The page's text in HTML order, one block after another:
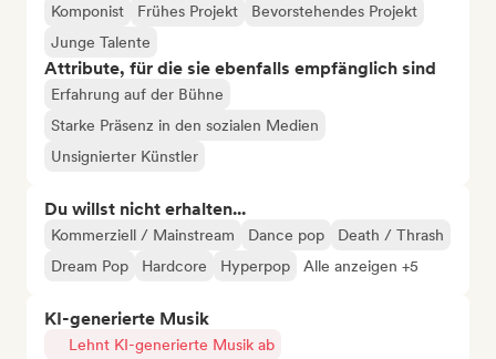
Komponist Frühes Projekt
Bevorstehendes Projekt
Junge Talente
Attribute, für die sie ebenfalls empfänglich sind
Erfahrung auf der Bühne
Starke Präsenz in den sozialen Medien
Unsignierter Künstler
Du willst nicht erhalten...
Kommerziell / Mainstream Dance pop
Death / Thrash
Dream Pop
Hardcore Hyperpop Alle anzeigen +5
KI-generierte Musik
Lehnt KI-generierte Musik ab